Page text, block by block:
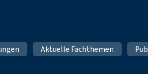
Aktuelle Fachthemen